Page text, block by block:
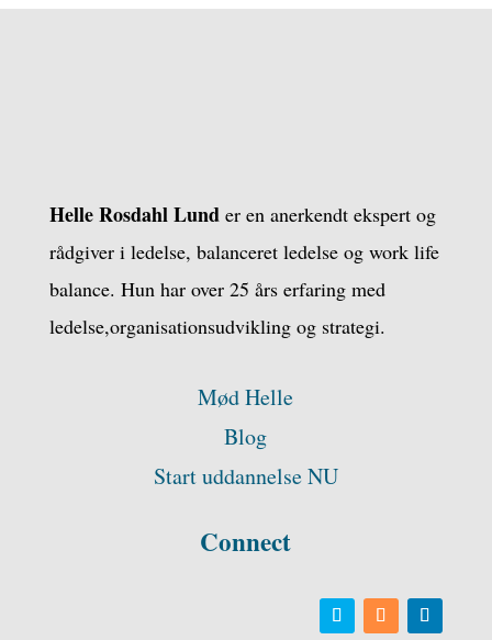
Helle Rosdahl Lunder en anerkendt ekspert og
rådgiver i ledelse, balanceret ledelse og work life
balance. Hun har over 25 års erfaring med
ledelse,organisationsudvikling og strategi.
Mød Helle
Blog
Start uddannelse NU
Connect